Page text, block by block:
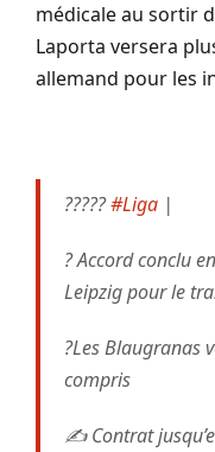
médicale au sortir
Laporta versera
allemand pour les
?????#Liga |
? Accord conclu
Leipzig pour le
?Les Blaugranas
compris
✍️ Contrat